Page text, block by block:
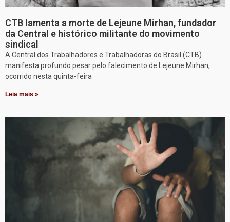
CTB lamenta a morte de Lejeune Mirhan, fundador
da Central e histórico militante do movimento
sindical
A Central dos Trabalhadores e Trabalhadoras do Brasil (CTB)
manifesta profundo pesar pelo falecimento de Lejeune Mirhan,
ocorrido nesta quinta-feira
Leia mais »